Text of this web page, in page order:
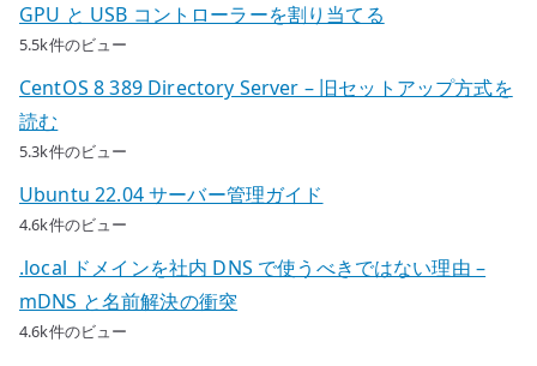
GPU と USB コントローラーを割り当てる
5.5k件のビュー
CentOS 8 389 Directory Server – 旧セットアップ方式を
読む
5.3k件のビュー
Ubuntu 22.04 サーバー管理ガイド
4.6k件のビュー
.local ドメインを社内 DNS で使うべきではない理由 –
mDNS と名前解決の衝突
4.6k件のビュー